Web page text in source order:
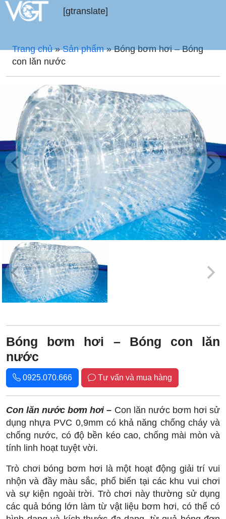
[gtranslate]
Trang chủ»Sản phẩm»Bóng bơm hơi – Bóng
con lăn nước
Bóng bơm hơi – Bóng con lăn
nước
0925.070.666 Tư vấn và mua hàng
Con lăn nước bơm hơi – Con lăn nước bơm hơi sử
dụng nhựa PVC 0,9mm có khả năng chống cháy và
chống nước, có độ bền kéo cao, chống mài mòn và
tính linh hoạt tuyệt vời.
Trò chơi bóng bơm hơi là một hoạt động giải trí vui
nhộn và đầy màu sắc, phổ biến tại các khu vui chơi
và sự kiện ngoài trời. Trò chơi này thường sử dụng
các quả bóng lớn làm từ vật liệu bơm hơi, có thể có